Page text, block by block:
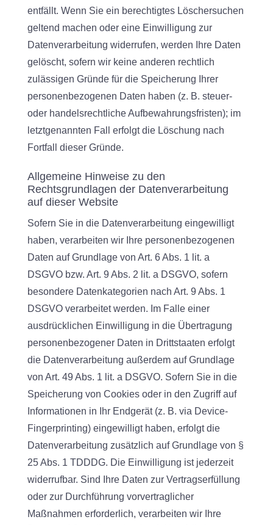
entfällt. Wenn Sie ein berechtigtes Löschersuchen
geltend machen oder eine Einwilligung zur
Datenverarbeitung widerrufen, werden Ihre Daten
gelöscht, sofern wir keine anderen rechtlich
zulässigen Gründe für die Speicherung Ihrer
personenbezogenen Daten haben (z. B. steuer-
oder handelsrechtliche Aufbewahrungsfristen); im
letztgenannten Fall erfolgt die Löschung nach
Fortfall dieser Gründe.
Allgemeine Hinweise zu den
Rechtsgrundlagen der Datenverarbeitung
auf dieser Website
Sofern Sie in die Datenverarbeitung eingewilligt
haben, verarbeiten wir Ihre personenbezogenen
Daten auf Grundlage von Art. 6 Abs. 1 lit. a
DSGVO bzw. Art. 9 Abs. 2 lit. a DSGVO, sofern
besondere Datenkategorien nach Art. 9 Abs. 1
DSGVO verarbeitet werden. Im Falle einer
ausdrücklichen Einwilligung in die Übertragung
personenbezogener Daten in Drittstaaten erfolgt
die Datenverarbeitung außerdem auf Grundlage
von Art. 49 Abs. 1 lit. a DSGVO. Sofern Sie in die
Speicherung von Cookies oder in den Zugriff auf
Informationen in Ihr Endgerät (z. B. via Device-
Fingerprinting) eingewilligt haben, erfolgt die
Datenverarbeitung zusätzlich auf Grundlage von §
25 Abs. 1 TDDDG. Die Einwilligung ist jederzeit
widerrufbar. Sind Ihre Daten zur Vertragserfüllung
oder zur Durchführung vorvertraglicher
Maßnahmen erforderlich, verarbeiten wir Ihre